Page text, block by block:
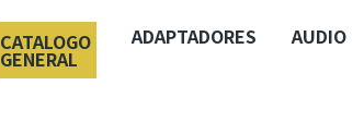
CATALOGO
GENERAL
ADAPTADORES AUDIO